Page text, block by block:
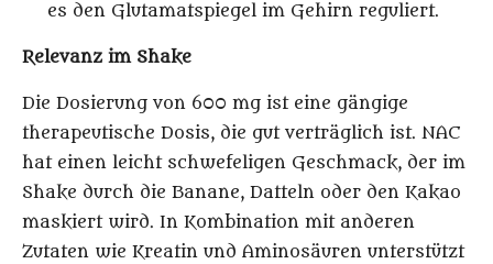
es den Glutamatspiegel im Gehirn reguliert.
Relevanz im Shake
Die Dosierung von 600 mg ist eine gängige
therapeutische Dosis, die gut verträglich ist. NAC
hat einen leicht schwefeligen Geschmack, der im
Shake durch die Banane, Datteln oder den Kakao
maskiert wird. In Kombination mit anderen
Zutaten wie Kreatin und Aminosäuren unterstützt